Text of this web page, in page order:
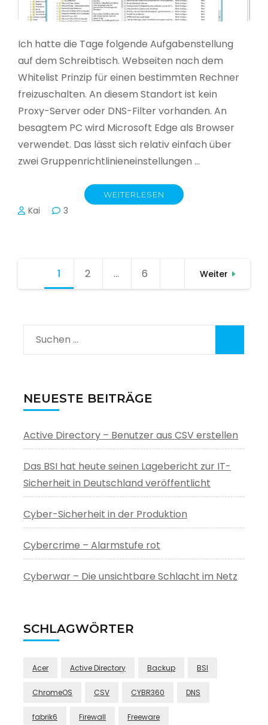
Ich hatte die Tage folgende Aufgabenstellung
auf dem Schreibtisch. Webseiten nach dem
Whitelist Prinzip für einen bestimmten Rechner
freizuschalten. An diesem Standort ist kein
Proxy-Server oder DNS-Filter vorhanden. An
besagtem PC wird Microsoft Edge als Browser
verwendet. Das lässt sich relativ einfach über
zwei Gruppenrichtlinieneinstellungen …
WEITERLESEN
Kai 3
Seitennummerierung
1 Seite
2 … Seite
6 Weiter
Suchen
nach:
NEUESTE BEITRÄGE
Active Directory – Benutzer aus CSV erstellen
Das BSI hat heute seinen Lagebericht zur IT-
Sicherheit in Deutschland veröffentlicht
Cyber-Sicherheit in der Produktion
Cybercrime – Alarmstufe rot
Cyberwar – Die unsichtbare Schlacht im Netz
SCHLAGWÖRTER
Acer Active Directory Backup BSI
ChromeOS CSV CYBR360 DNS
fabrik6 Firewall Freeware